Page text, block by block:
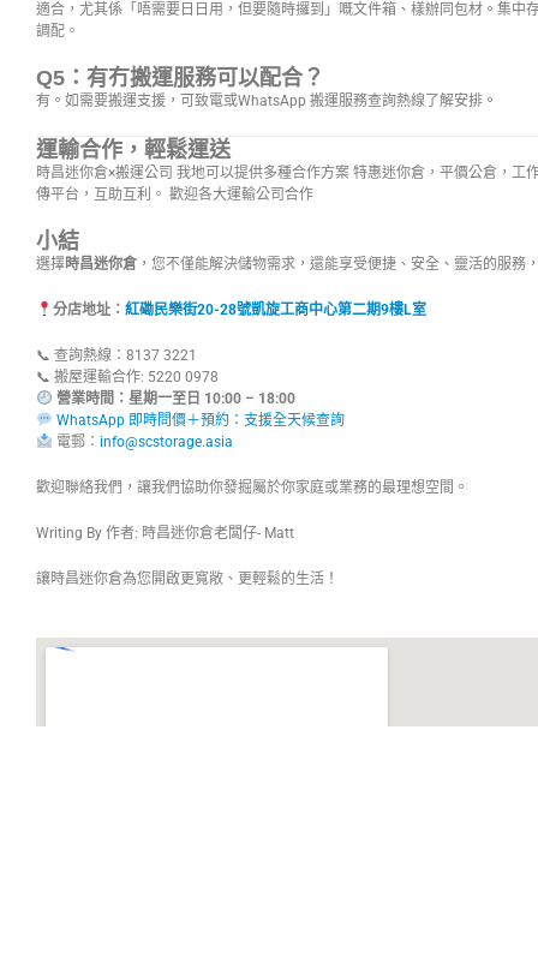
適合，尤其係「唔需要日日用，但要隨時攞到」嘅文件箱、樣辦同包材。集中
調配。
Q5：有冇搬運服務可以配合？
有。如需要搬運支援，可致電或WhatsApp 搬運服務查詢熱線了解安排。
運輸合作，輕鬆運送
時昌迷你倉×搬運公司 我地可以提供多種合作方案 特惠迷你倉，平價公倉，工
傳平台，互助互利。 歡迎各大運輸公司合作
小結
選擇時昌迷你倉 ，您不僅能解決儲物需求，還能享受便捷、安全、靈活的服務
分店地址： 紅磡民樂街20-28號凱旋工商中心第二期9樓L室
📞 查詢熱線：8137 3221
📞 搬屋運輸合作: 5220 0978
營業時間：星期一至日 10:00 – 18:00
WhatsApp 即時問價＋預約：支援全天候查詢
電郵： info@scstorage.asia
歡迎聯絡我們，讓我們協助你發掘屬於你家庭或業務的最理想空間。
Writing By 作者: 時昌迷你倉老闆仔- Matt
讓時昌迷你倉為您開啟更寬敞、更輕鬆的生活！